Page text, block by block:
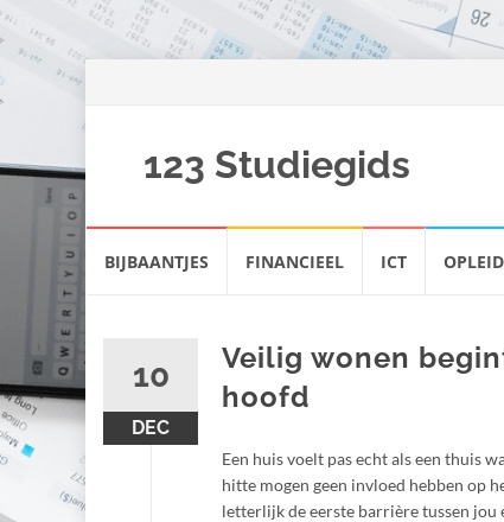
123 Studiegids
naarBIJBAANTJES FINANCIEEL ICT
10
DEC
Veilig wonen
hoofd
Een huis voelt pas echt als een thuis
hitte mogen geen invloed hebben op
letterlijk de eerste barrière tussen jou